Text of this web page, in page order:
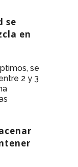
se
en
se
2 y 3